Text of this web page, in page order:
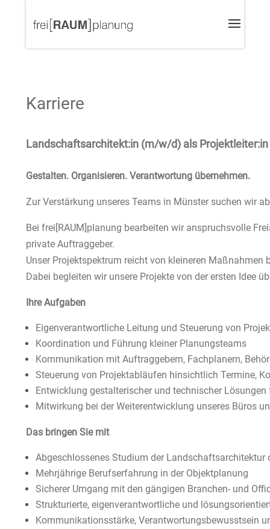
Karriere
Landschaftsarchitekt:in (m/w/d) als Projektleiter:in
Gestalten. Organisieren. Verantwortung übernehmen.
Zur Verstärkung unseres Teams in Münster suchen wir
Bei frei[RAUM]planung bearbeiten wir anspruchsvolle
private Auftraggeber.
Unser Projektspektrum reicht von kleineren
Dabei begleiten wir unsere Projekte von der ersten Idee
Ihre Aufgaben
Eigenverantwortliche Leitung und Steuerung von
Koordination und Führung kleiner Planungsteams
Kommunikation mit Auftraggebern, Fachplanern,
Steuerung von Projektabläufen hinsichtlich Termine,
Entwicklung gestalterischer und technischer
Mitwirkung bei der Weiterentwicklung unseres Büros
Das bringen Sie mit
Abgeschlossenes Studium der Landschaftsarchitektur
Mehrjährige Berufserfahrung in der Objektplanung
Sicherer Umgang mit den gängigen Branchen- und
Strukturierte, eigenverantwortliche und
Kommunikationsstärke, Verantwortungsbewusstsein